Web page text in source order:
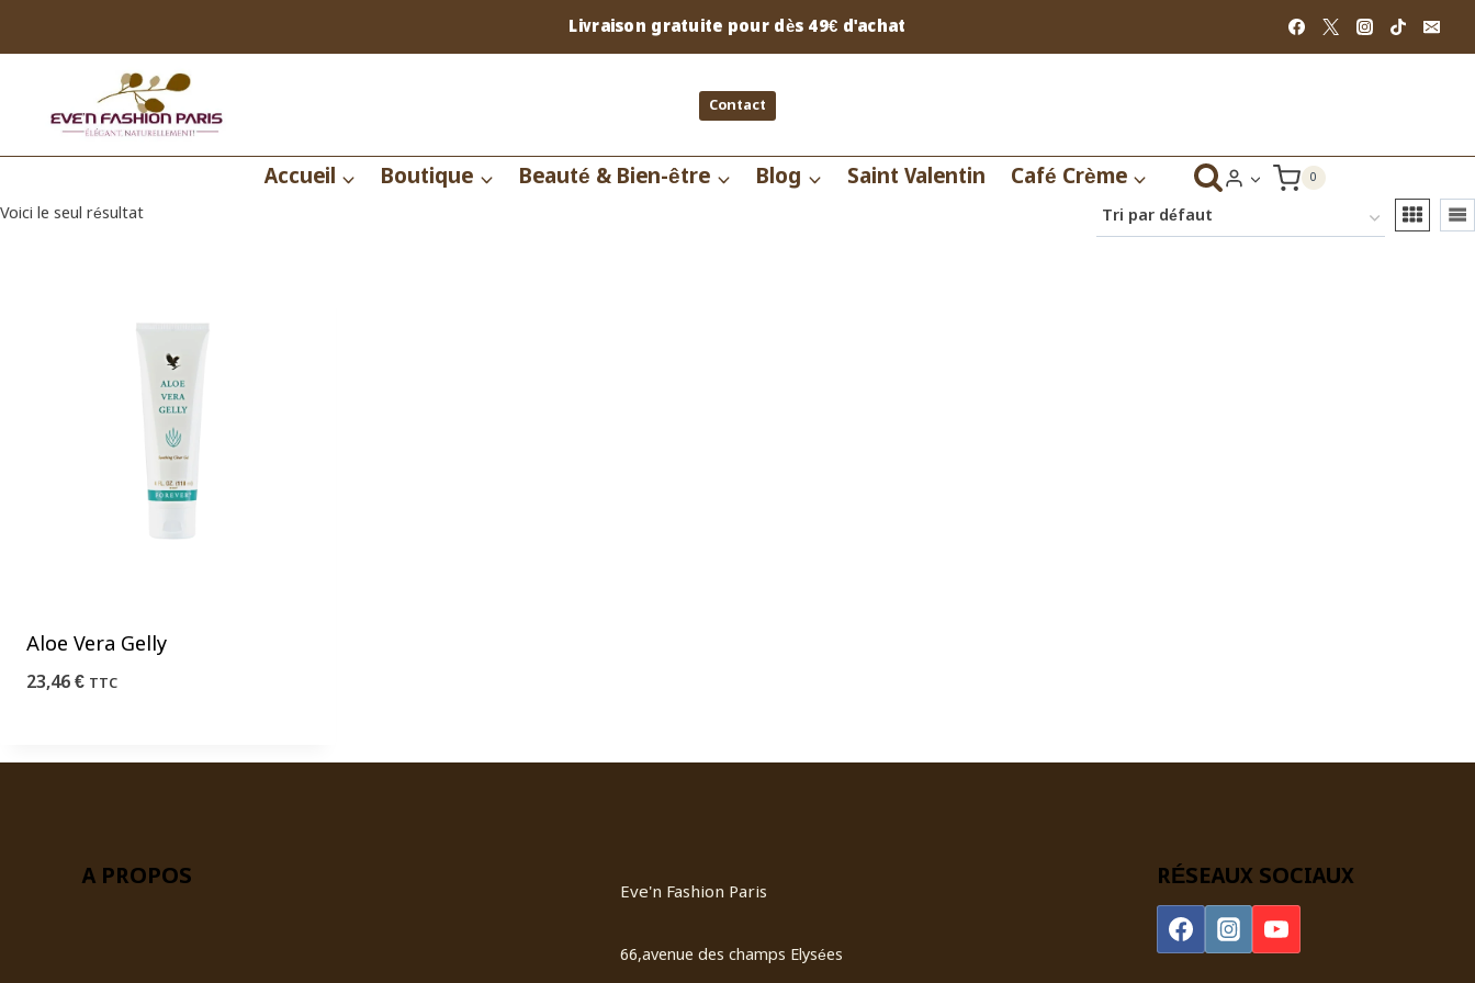
au
Livraison gratuite pour dès 49€ d'achat
Contact
Accueil Boutique Beauté & Bien-être Blog Saint Valentin Café Crème 0
Voici le seul résultat
Aloe Vera Gelly
23,46€ TTC
A PROPOS
Eve'n Fashion Paris
66,avenue des champs Elysées
RÉSEAUX SOCIAUX